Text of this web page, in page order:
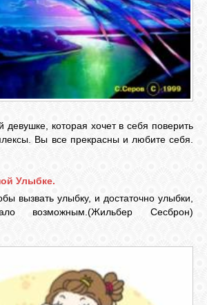
девушке, которая хочет в себя поверить
Вы все прекрасны и любите себя.
Улыбке.
вызвать улыбку, и достаточно улыбки,
возможным.(Жильбер Сесброн)